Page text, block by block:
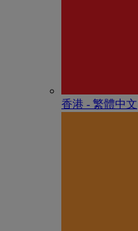
香港 - 繁體中文